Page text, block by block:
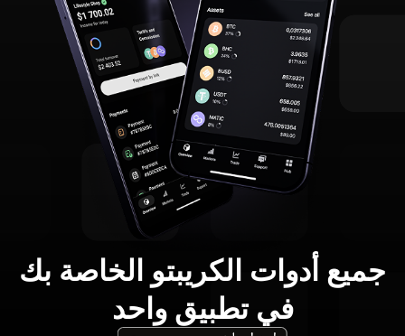
جميع أدوات الكريبتو الخاصة بك
في تطبيق واحد